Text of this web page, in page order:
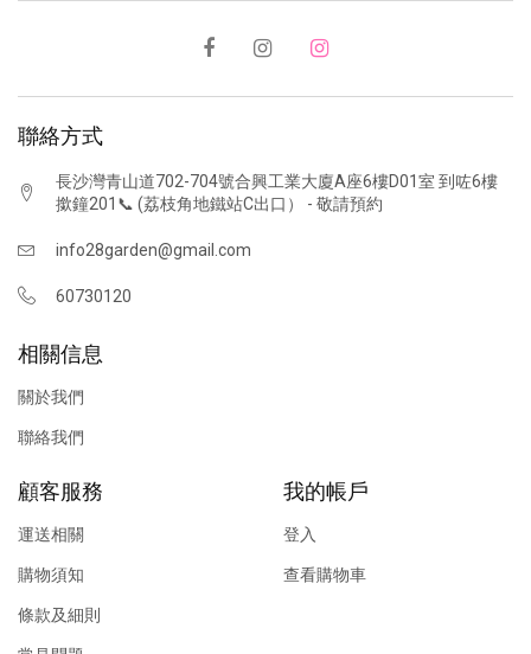
聯絡方式
長沙灣青山道702-704號合興工業大廈A座6樓D01室 到咗6樓
撳鐘201📞 (荔枝角地鐵站C出口） - 敬請預約
info28garden@gmail.com
60730120
相關信息
關於我們
聯絡我們
顧客服務
運送相關
購物須知
條款及細則
我的帳戶
登入
查看購物車